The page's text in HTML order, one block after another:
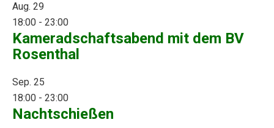
Aug. 29
18:00 - 23:00
Kameradschaftsabend mit dem BV
Rosenthal
Sep. 25
18:00 - 23:00
Nachtschießen